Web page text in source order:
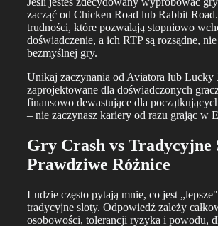
zacząć od Chicken Road lub Rabbit
trudności, które pozwalają stopniowo
doświadczenie, a ich RTPsą rozsądne,
bezmyślnej gry.
Unikaj zaczynania od Aviatora lub Lucky
zaprojektowane dla doświadczonych
finansowo dewastujące dla
– nie zaczynasz kariery od razu grając w
Gry Crash vs Tradycyjne
Prawdziwe Różnice
Ludzie często pytają mnie, co jest
tradycyjne sloty. Odpowiedź zależy
osobowości, tolerancji ryzyka i powodu,